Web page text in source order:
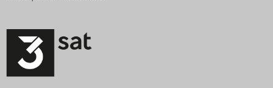
Das Theatertreffen-Blog